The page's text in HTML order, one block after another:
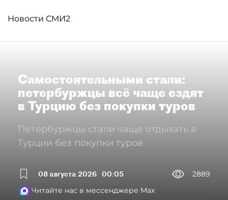
Новости СМИ2
Самостоятельными стали:
петербуржцы всё чаще ездят
в Турцию без покупки туров
Петербуржцы стали чаще отдыхать в
Турции без покупки туров
08 августа 2026 00:05
2889
Читайте нас в мессенджере Max